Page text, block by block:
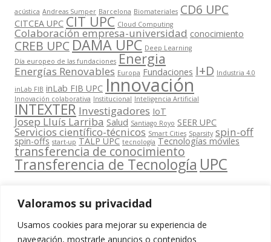
Valoramos su privacidad
Usamos cookies para mejorar su experiencia de
navegación, mostrarle anuncios o contenidos
acústica Andreas Sumper Barcelona Biomateriales CD6 UPC
CITCEA UPC CIT UPC Cloud Computing
Colaboración empresa-universidad conocimiento
CREB UPCDAMA UPC Deep Learning
Día europeo de las fundaciones Energia
Energías Renovables Europa Fundaciones I+D Industria 4.0
inLab FIB inLab FIB UPC Innovación
Innovación colaborativa Institucional Inteligencia Artificial
INTEXTER Investigadores IoT
Josep Lluís Larriba Salud Santiago Royo SEER UPC
Servicios científico-técnicos Smart Cities Sparsity spin-off
spin-offs start-up TALP UPC tecnología Tecnologías móviles
transferencia de conocimiento
Transferencia de Tecnología UPC
Contacta